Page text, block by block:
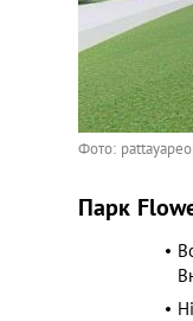
Фото:
Парк